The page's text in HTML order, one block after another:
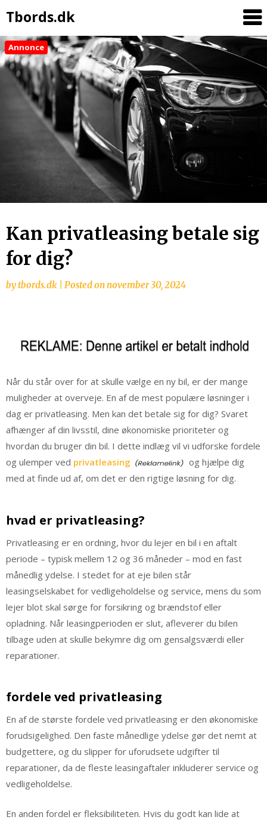
Tbords.dk
Annonce
Kan privatleasing betale sig
for dig?
bytbords.dk Posted onnovember 30, 2024
Når du står over for at skulle vælge en ny bil, er der mange
muligheder at overveje. En af de mest populære løsninger i
dag er privatleasing. Men kan det betale sig for dig? Svaret
afhænger af din livsstil, dine økonomiske prioriteter og
hvordan du bruger din bil. I dette indlæg vil vi udforske fordele
og ulemper ved privatleasing
og hjælpe dig
med at finde ud af, om det er den rigtige løsning for dig.
hvad er privatleasing?
Privatleasing er en ordning, hvor du lejer en bil i en aftalt
periode – typisk mellem 12 og 36 måneder – mod en fast
månedlig ydelse. I stedet for at eje bilen står
leasingselskabet for vedligeholdelse og service, mens du som
lejer blot skal sørge for forsikring og brændstof eller
opladning. Når leasingperioden er slut, afleverer du bilen
tilbage uden at skulle bekymre dig om gensalgsværdi eller
reparationer.
fordele ved privatleasing
En af de største fordele ved privatleasing er den økonomiske
forudsigelighed. Den faste månedlige ydelse gør det nemt at
budgettere, og du slipper for uforudsete udgifter til
reparationer, da de fleste leasingaftaler inkluderer service og
vedligeholdelse.
En anden fordel er fleksibiliteten. Hvis du godt kan lide at